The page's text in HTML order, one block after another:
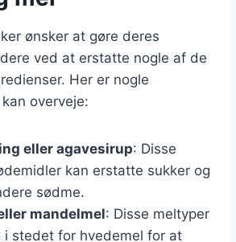
ønsker at gøre deres
ved at erstatte nogle af de
Her er nogle
overveje:
eller agavesirup: Disse
kan erstatte sukker og
sødme.
mandelmel: Disse meltyper
i stedet for hvedemel for at